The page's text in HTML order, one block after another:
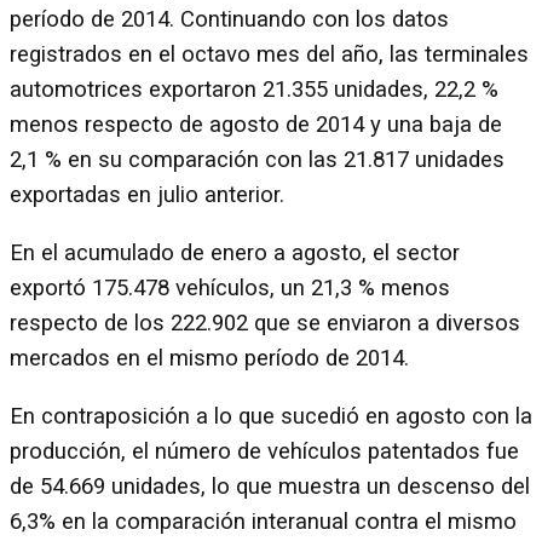
período de 2014. Continuando con los datos
registrados en el octavo mes del año, las terminales
automotrices exportaron 21.355 unidades, 22,2 %
menos respecto de agosto de 2014 y una baja de
2,1 % en su comparación con las 21.817 unidades
exportadas en julio anterior.
En el acumulado de enero a agosto, el sector
exportó 175.478 vehículos, un 21,3 % menos
respecto de los 222.902 que se enviaron a diversos
mercados en el mismo período de 2014.
En contraposición a lo que sucedió en agosto con la
producción, el número de vehículos patentados fue
de 54.669 unidades, lo que muestra un descenso del
6,3% en la comparación interanual contra el mismo